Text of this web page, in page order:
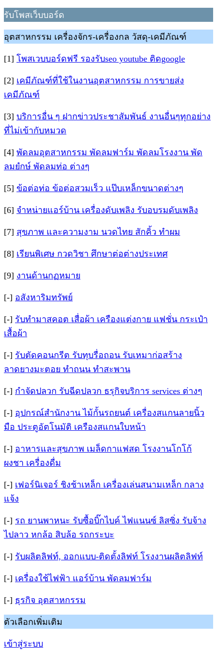
รับโพสเว็บบอร์ด
อุตสาหกรรม เครื่องจักร-เครื่องกล วัสดุ-เคมีภัณฑ์
[1] โพสเวบบอร์ดฟรี รองรับseo youtube ติดgoogle
[2] เคมีภัณฑ์ที่ใช้ในงานอุตสาหกรรม การขายส่ง
เคมีภัณฑ์
[3] บริการอื่น ๆ ฝากข่าวประชาสัมพันธ์ งานอื่นๆทุกอย่าง
ที่ไม่เข้ากับหมวด
[4] พัดลมอุตสาหกรรม พัดลมฟาร์ม พัดลมโรงงาน พัด
ลมยํกษ์ พัดลมท่อ ต่างๆ
[5] ข้อต่อท่อ ข้อต่อสวมเร็ว แป๊บเหล็กขนาดต่างๆ
[6] จำหน่ายแอร์บ้าน เครื่องดับเพลิง รับอบรมดับเพลิง
[7] สุขภาพ และความงาม นวดไทย สักคิ้ว ทำผม
[8] เรียนพิเศษ กวดวิชา ศึกษาต่อต่างประเทศ
[9] งานด้านกฏหมาย
[-] อสังหาริมทรัพย์
[-] รับทำมาสคอต เสื่อผ้า เครืองแต่งกาย แฟชั่น กระเป๋า
เสื้อผ้า
[-] รับตัดคอนกรีต รับทุบรื่อถอน รับเหมาก่อสร้าง
ลาดยางมะตอย ทำถนน ทำสะพาน
[-] กำจัดปลวก รับฉีดปลวก ธรุกิจบริการ services ต่างๆ
[-] อุปกรณ์สำนักงาน ไม้กั้นรถยนต์ เครื่องสแกนลายนิ้ว
มือ ประตูอัตโนมัติ เครืองสแกนใบหน้า
[-] อาหารและสุขภาพ เมล็ดกาแฟสด โรงงานโกโก้
ผงชา เครื่องดื่ม
[-] เฟอร์นิเจอร์ ชิงช้าเหล็ก เครื่องเล่นสนามเหล็ก กลาง
แจ้ง
[-] รถ ยานพาหนะ รับซื้อบิ๊กไบค์ ไฟแนนซ์ ลิสซิ่ง รับจ้าง
ไปลาว หกล้อ สิบล้อ รถกระบะ
[-] รับผลิตลิฟท์, ออกแบบ-ติดตั้งลิฟท์ โรงงานผลิตลิฟท์
[-] เครื่องใช้ไฟฟ้า แอร์บ้าน พัดลมฟาร์ม
[-] ธุรกิจ อุตสาหกรรม
ตัวเลือกเพิ่มเติม
เข้าสู่ระบบ